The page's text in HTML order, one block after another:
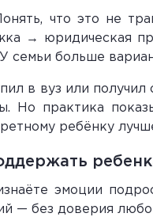
что это не
→ юридическая
семьи больше
в вуз или
Но практика
ребёнку
эмоции
— без доверия